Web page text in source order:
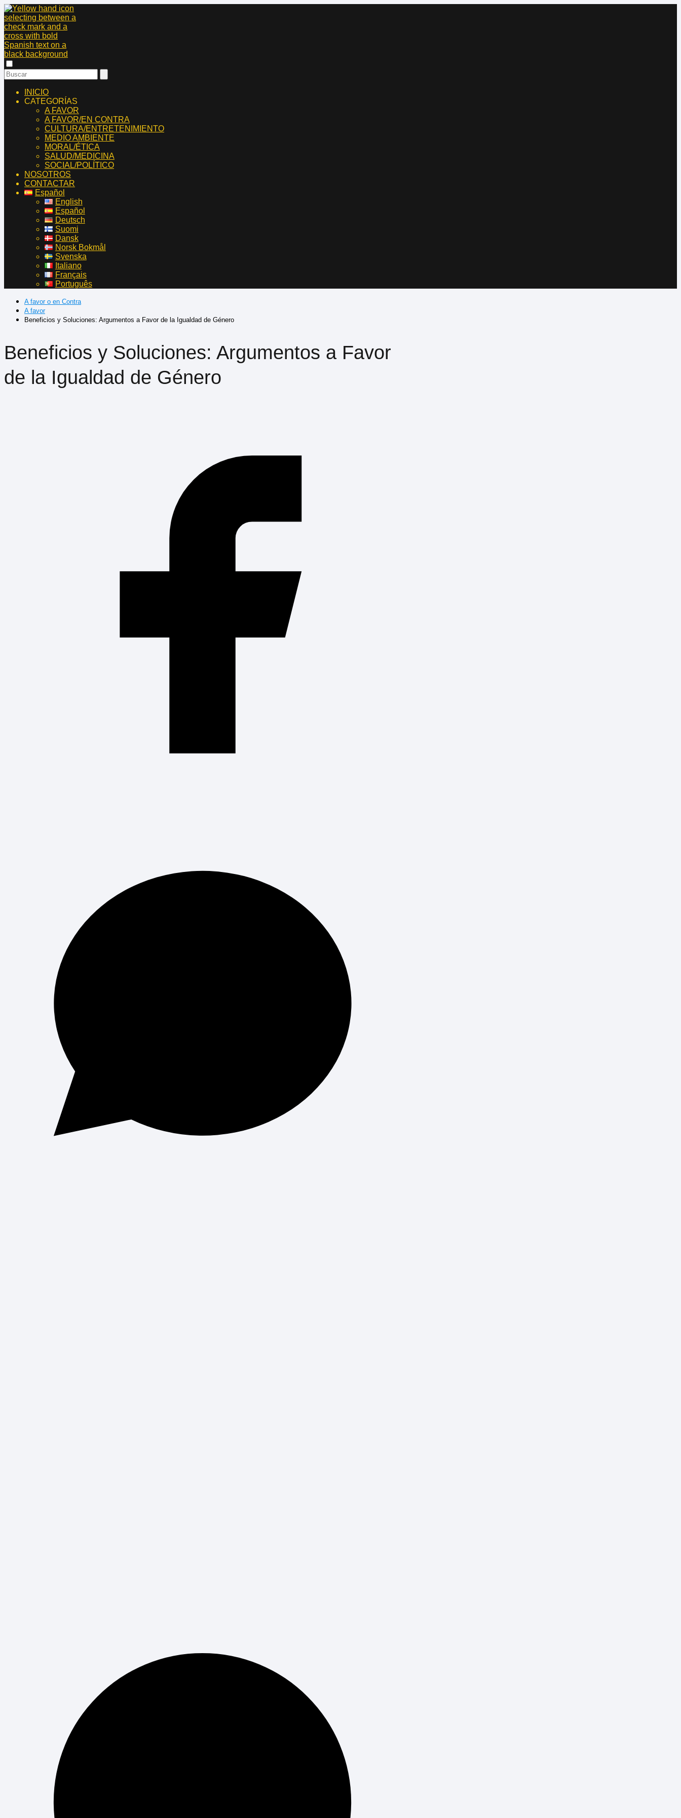
INICIO
CATEGORÍAS
A FAVOR
A FAVOR/EN CONTRA
CULTURA/ENTRETENIMIENTO
MEDIO AMBIENTE
MORAL/ÉTICA
SALUD/MEDICINA
SOCIAL/POLÍTICO
NOSOTROS
CONTACTAR
Español
English
Español
Deutsch
Suomi
Dansk
Norsk Bokmål
Svenska
Italiano
Français
Português
A favor o en Contra
A favor
Beneficios y Soluciones: Argumentos a Favor de la Igualdad de Género
Beneficios y Soluciones: Argumentos a Favor
de la Igualdad de Género